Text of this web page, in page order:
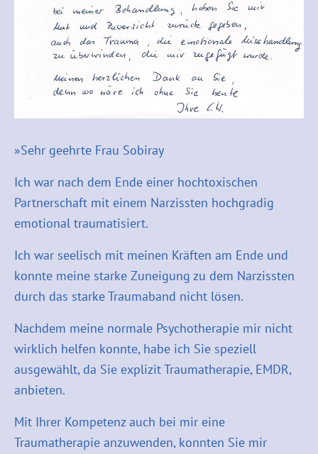
»Sehr geehrte Frau Sobiray
Ich war nach dem Ende einer hochtoxischen
Partnerschaft mit einem Narzissten hochgradig
emotional traumatisiert.
Ich war seelisch mit meinen Kräften am Ende und
konnte meine starke Zuneigung zu dem Narzissten
durch das starke Traumaband nicht lösen.
Nachdem meine normale Psychotherapie mir nicht
wirklich helfen konnte, habe ich Sie speziell
ausgewählt, da Sie explizit Traumatherapie, EMDR,
anbieten.
Mit Ihrer Kompetenz auch bei mir eine
Traumatherapie anzuwenden, konnten Sie mir